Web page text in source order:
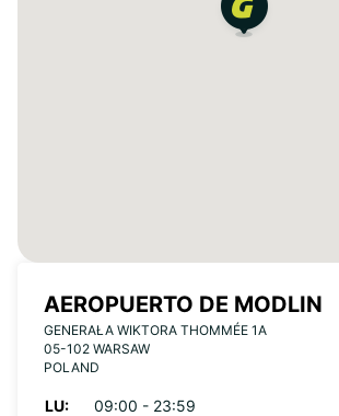
AEROPUERTO DE MODLIN
GENERAŁA WIKTORA THOMMÉE 1A
05-102 WARSAW
POLAND
LU:
09:00 - 23:59